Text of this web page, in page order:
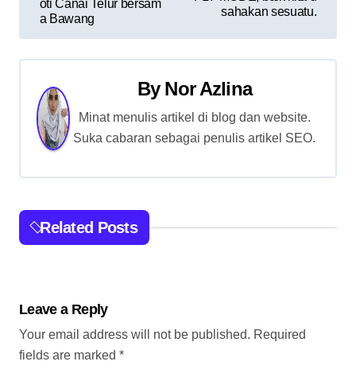
s
t
g
i
o
oti Canai Telur bersam
a Bawang
sahakan sesuatu.
By Nor Azlina
Minat menulis artikel di blog dan website.
Suka cabaran sebagai penulis artikel SEO.
Related Posts
Leave a Reply
Your email address will not be published. Required
fields are marked *